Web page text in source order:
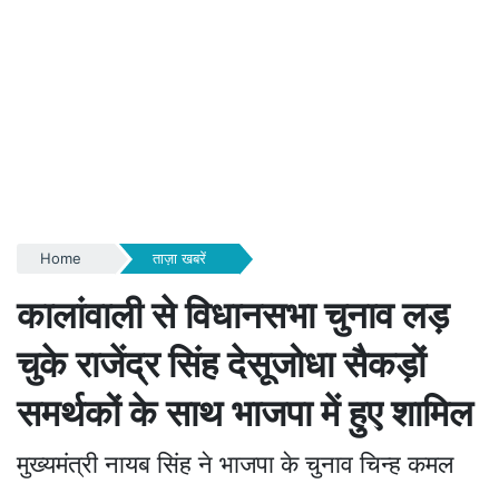
Home ताज़ा खबरें
कालांवाली से विधानसभा चुनाव लड़
चुके राजेंद्र सिंह देसूजोधा सैकड़ों
समर्थकों के साथ भाजपा में हुए शामिल
मुख्यमंत्री नायब सिंह ने भाजपा के चुनाव चिन्ह कमल